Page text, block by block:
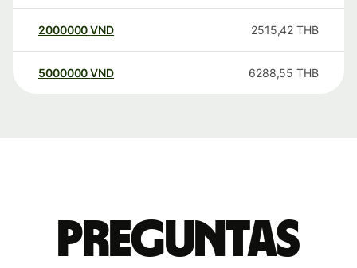
2000000VND 2515,42 THB
5000000VND 6288,55 THB
Preguntas